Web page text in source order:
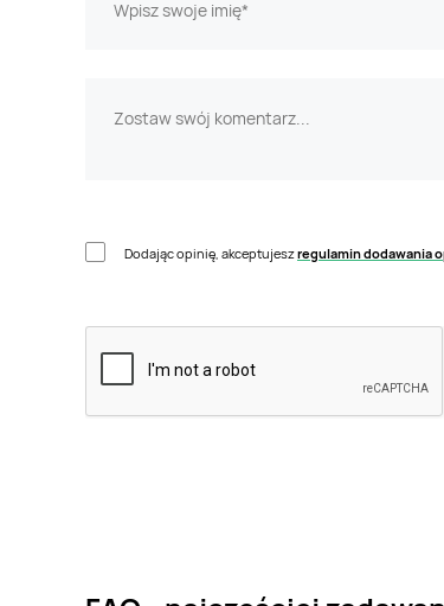
Dodając opinię, akceptujeszregulamin dodawania